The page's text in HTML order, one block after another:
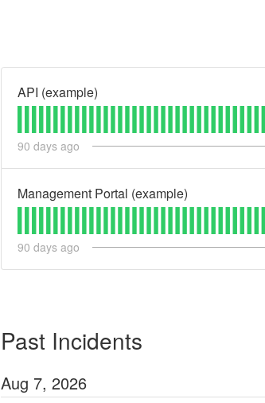
API (example)
90 days ago
Management Portal (example)
90 days ago
Past Incidents
Aug 7, 2026